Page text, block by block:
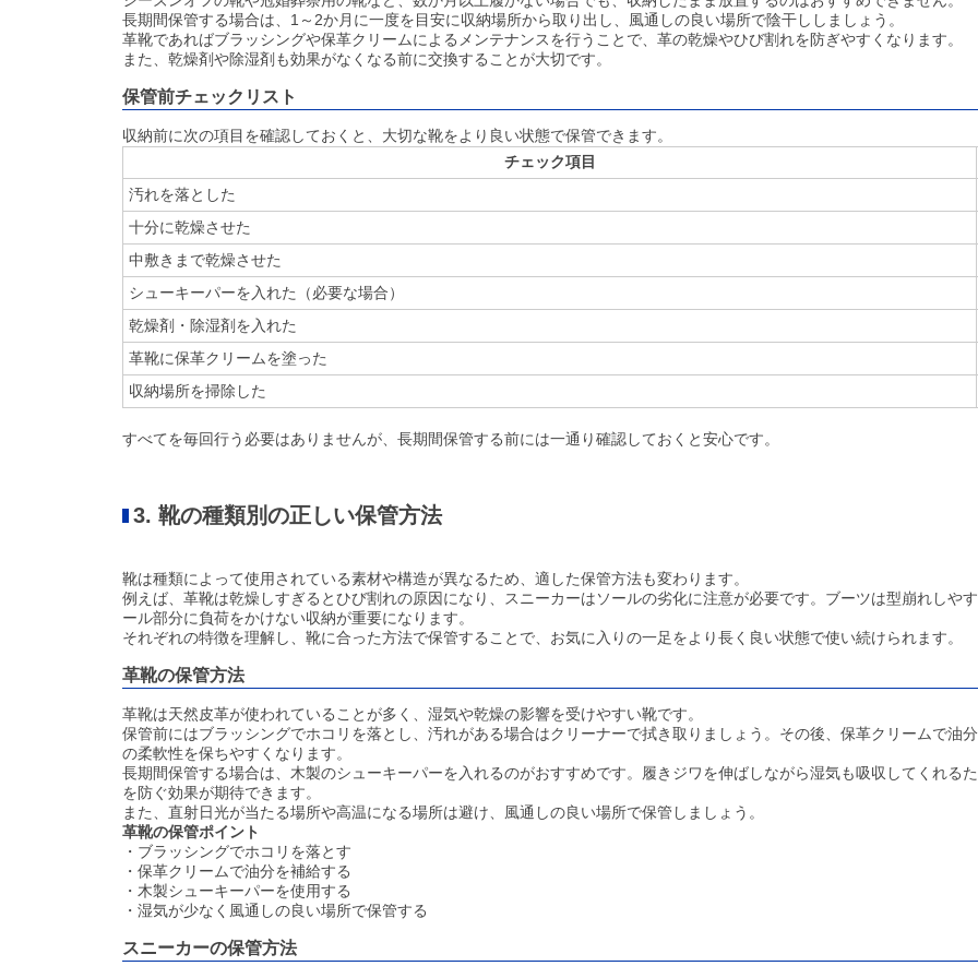
長期間保管する場合は、1～2か月に一度を目安に収納場所から取り出し、風通しの良い場所で陰干ししましょう。
革靴であればブラッシングや保革クリームによるメンテナンスを行うことで、革の乾燥やひび割れを防ぎやすくなります。
また、乾燥剤や除湿剤も効果がなくなる前に交換することが大切です。
保管前チェックリスト
収納前に次の項目を確認しておくと、大切な靴をより良い状態で保管できます。
チェック項目
汚れを落とした
十分に乾燥させた
中敷きまで乾燥させた
シューキーパーを入れた（必要な場合）
乾燥剤・除湿剤を入れた
革靴に保革クリームを塗った
収納場所を掃除した
すべてを毎回行う必要はありませんが、長期間保管する前には一通り確認しておくと安心です。
3. 靴の種類別の正しい保管方法
靴は種類によって使用されている素材や構造が異なるため、適した保管方法も変わります。
例えば、革靴は乾燥しすぎるとひび割れの原因になり、スニーカーはソールの劣化に注意が必要です。ブーツは型崩れしや
ール部分に負荷をかけない収納が重要になります。
それぞれの特徴を理解し、靴に合った方法で保管することで、お気に入りの一足をより長く良い状態で使い続けられます。
革靴の保管方法
革靴は天然皮革が使われていることが多く、湿気や乾燥の影響を受けやすい靴です。
保管前にはブラッシングでホコリを落とし、汚れがある場合はクリーナーで拭き取りましょう。その後、保革クリームで油
の柔軟性を保ちやすくなります。
長期間保管する場合は、木製のシューキーパーを入れるのがおすすめです。履きジワを伸ばしながら湿気も吸収してくれる
を防ぐ効果が期待できます。
また、直射日光が当たる場所や高温になる場所は避け、風通しの良い場所で保管しましょう。
革靴の保管ポイント
・ブラッシングでホコリを落とす
・保革クリームで油分を補給する
・木製シューキーパーを使用する
・湿気が少なく風通しの良い場所で保管する
スニーカーの保管方法